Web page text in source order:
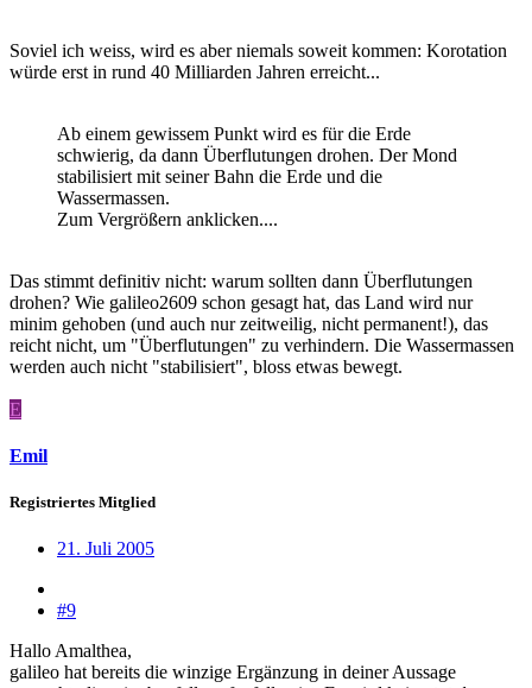
Soviel ich weiss, wird es aber niemals soweit kommen: Korotation
würde erst in rund 40 Milliarden Jahren erreicht...
Ab einem gewissem Punkt wird es für die Erde
schwierig, da dann Überflutungen drohen. Der Mond
stabilisiert mit seiner Bahn die Erde und die
Wassermassen.
Zum Vergrößern anklicken....
Das stimmt definitiv nicht: warum sollten dann Überflutungen
drohen? Wie galileo2609 schon gesagt hat, das Land wird nur
minim gehoben (und auch nur zeitweilig, nicht permanent!), das
reicht nicht, um "Überflutungen" zu verhindern. Die Wassermassen
werden auch nicht "stabilisiert", bloss etwas bewegt.
E
Emil
Registriertes Mitglied
21. Juli 2005
#9
Hallo Amalthea,
galileo hat bereits die winzige Ergänzung in deiner Aussage